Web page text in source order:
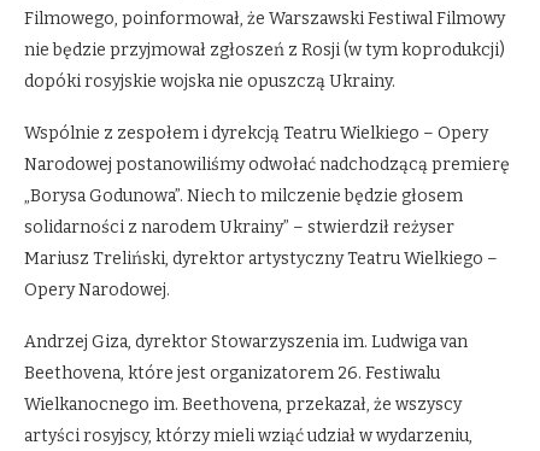
Filmowego, poinformował, że Warszawski Festiwal Filmowy
nie będzie przyjmował zgłoszeń z Rosji (w tym koprodukcji)
dopóki rosyjskie wojska nie opuszczą Ukrainy.
Wspólnie z zespołem i dyrekcją Teatru Wielkiego – Opery
Narodowej postanowiliśmy odwołać nadchodzącą premierę
„Borysa Godunowa”. Niech to milczenie będzie głosem
solidarności z narodem Ukrainy” – stwierdził reżyser
Mariusz Treliński, dyrektor artystyczny Teatru Wielkiego –
Opery Narodowej.
Andrzej Giza, dyrektor Stowarzyszenia im. Ludwiga van
Beethovena, które jest organizatorem 26. Festiwalu
Wielkanocnego im. Beethovena, przekazał, że wszyscy
artyści rosyjscy, którzy mieli wziąć udział w wydarzeniu,